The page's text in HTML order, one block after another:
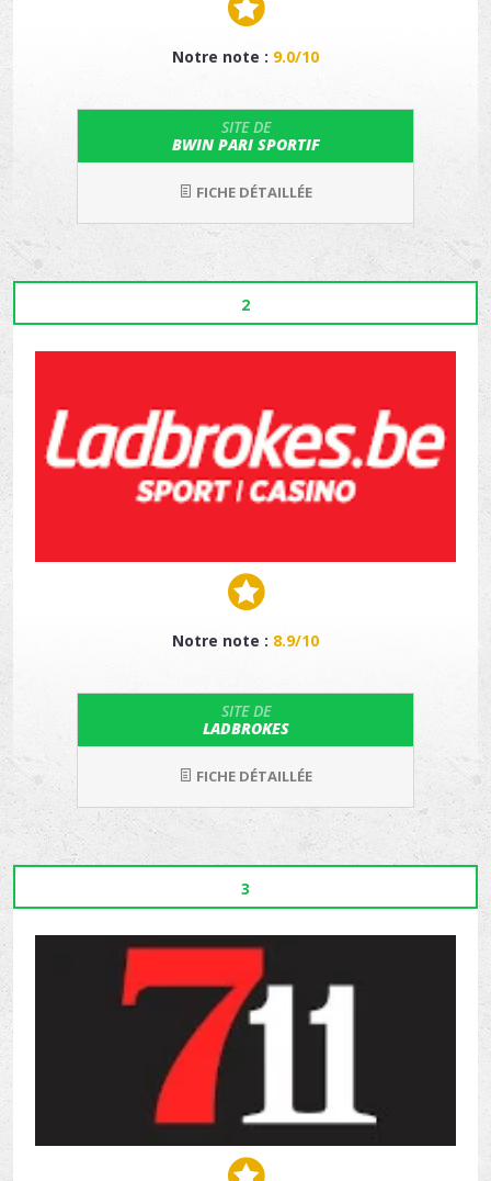
Notre note : 9.0/10
SITE DE
BWIN PARI SPORTIF
FICHE DÉTAILLÉE
2
Notre note : 8.9/10
SITE DE
LADBROKES
FICHE DÉTAILLÉE
3